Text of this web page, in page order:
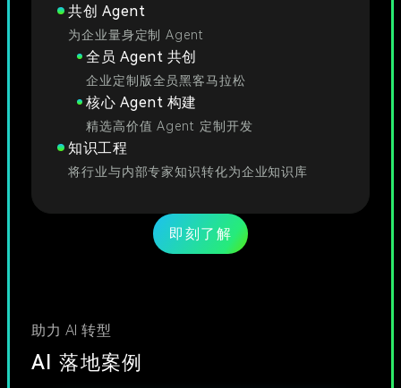
共创 Agent
为企业量身定制 Agent
全员 Agent 共创
企业定制版全员黑客马拉松
核心 Agent 构建
精选高价值 Agent 定制开发
知识工程
将行业与内部专家知识转化为企业知识库
即刻了解
助力 AI 转型
AI 落地案例